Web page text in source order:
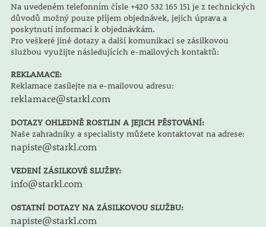
Na uvedeném telefonním čísle +420 532 165 151 je z technických
důvodů možný pouze příjem objednávek, jejich úprava a
poskytnutí informací k objednávkám.
Pro veškeré jiné dotazy a další komunikaci se zásilkovou
službou využijte následujících e-mailových kontaktů:
REKLAMACE:
Reklamace zasílejte na e-mailovou adresu:
reklamace@starkl.com
DOTAZY OHLEDNĚ ROSTLIN A JEJICH PĚSTOVÁNÍ:
Naše zahradníky a specialisty můžete kontaktovat na adrese:
napiste@starkl.com
VEDENÍ ZÁSILKOVÉ SLUŽBY:
info@starkl.com
OSTATNÍ DOTAZY NA ZÁSILKOVOU SLUŽBU:
napiste@starkl.com